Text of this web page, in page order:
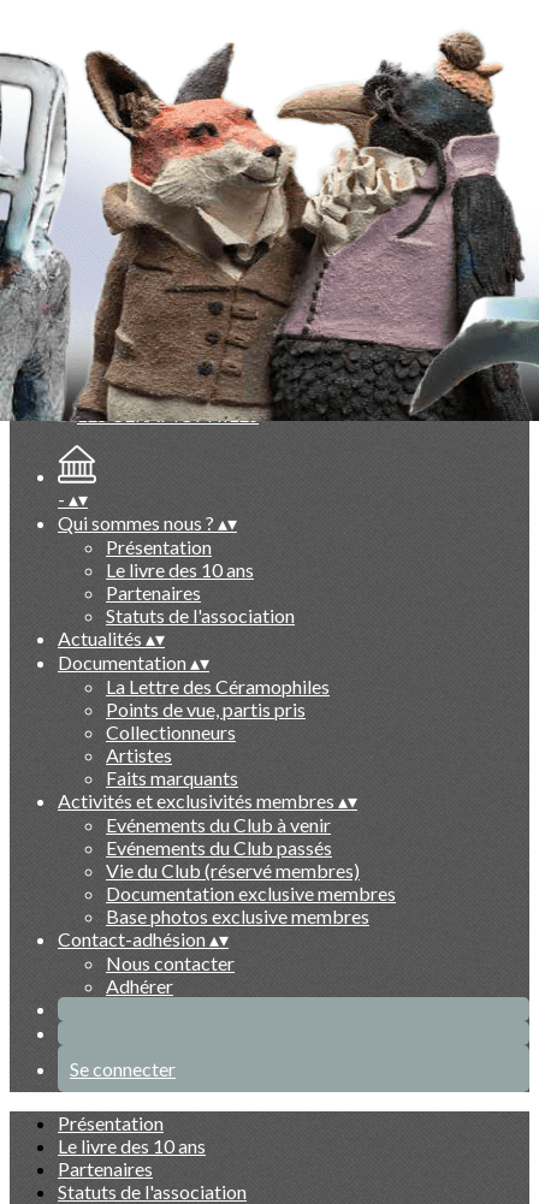
Exporter toutes les colonnes
Exporter uniquement les colonnes affichées
Menu
Evénements du Club à venir
Evénements du Club passés
Vie du Club (réservé membres)
Documentation exclusive membres
Base photos exclusive membres
Ajoutez un logo, un bouton, des réseaux sociaux
Cliquez pour éditer
- ▴▾
Qui sommes nous ? ▴▾
Présentation
Le livre des 10 ans
Partenaires
Statuts de l'association
Actualités ▴▾
Documentation▴▾
La Lettre des Céramophiles
Points de vue, partis pris
Collectionneurs
Artistes
Faits marquants
Activités et exclusivités membres ▴▾
Evénements du Club à venir
Evénements du Club passés
Vie du Club (réservé membres)
Documentation exclusive membres
Base photos exclusive membres
Contact-adhésion▴▾
Nous contacter
Adhérer
Se connecter
Présentation
Le livre des 10 ans
Partenaires
Statuts de l'association